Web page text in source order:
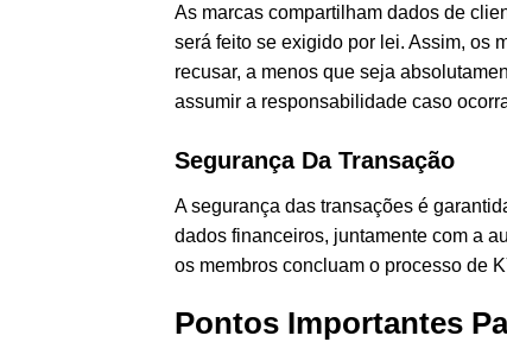
As marcas compartilham dados de
será feito se exigido por lei. Assim, os
recusar, a menos que seja
assumir a responsabilidade caso
Segurança Da Transação
A segurança das transações é
dados financeiros, juntamente com a
os membros concluam o processo de
Pontos Importantes